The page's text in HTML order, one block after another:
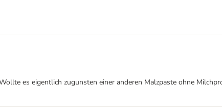
es eigentlich zugunsten einer anderen Malzpaste ohne